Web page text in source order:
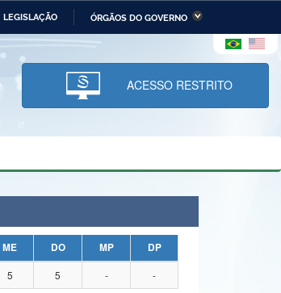
LEGISLAÇÃO ÓRGÃOS DO GOVERNO
Ministério da Infraestrutura
Ministério da Ciência,
Tecnologia, Inovações e
Comunicações
ACESSO RESTRITO
ME DO MP
DP
5 5 - -